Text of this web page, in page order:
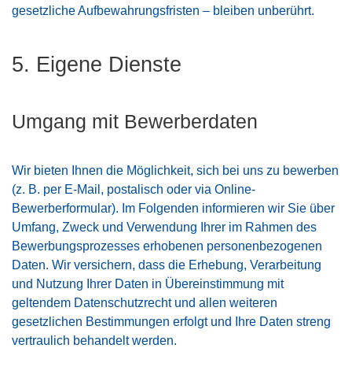
gesetzliche Aufbewahrungsfristen – bleiben unberührt.
5. Eigene Dienste
Umgang mit Bewerberdaten
Wir bieten Ihnen die Möglichkeit, sich bei uns zu bewerben
(z. B. per E-Mail, postalisch oder via Online-
Bewerberformular). Im Folgenden informieren wir Sie über
Umfang, Zweck und Verwendung Ihrer im Rahmen des
Bewerbungsprozesses erhobenen personenbezogenen
Daten. Wir versichern, dass die Erhebung, Verarbeitung
und Nutzung Ihrer Daten in Übereinstimmung mit
geltendem Datenschutzrecht und allen weiteren
gesetzlichen Bestimmungen erfolgt und Ihre Daten streng
vertraulich behandelt werden.